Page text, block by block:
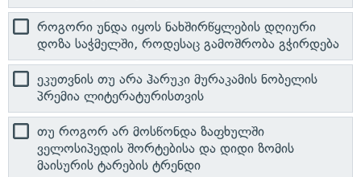
როგორი უნდა იყოს ნახშირწყლების დღიური
დოზა საჭმელში, როდესაც გამოშრობა გჭირდება
ეკუთვნის თუ არა ჰარუკი მურაკამის ნობელის
პრემია ლიტერატურისთვის
თუ როგორ არ მოსწონდა ზაფხულში
ველოსიპედის შორტებისა და დიდი ზომის
მაისურის ტარების ტრენდი